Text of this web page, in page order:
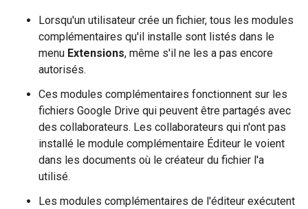
Lorsqu'un utilisateur crée un fichier, tous les modules
complémentaires qu'il installe sont listés dans le
menu Extensions, même s'il ne les a pas encore
autorisés.
Ces modules complémentaires fonctionnent sur les
fichiers Google Drive qui peuvent être partagés avec
des collaborateurs. Les collaborateurs qui n'ont pas
installé le module complémentaire Éditeur le voient
dans les documents où le créateur du fichier l'a
utilisé.
Les modules complémentaires de l'éditeur exécutent